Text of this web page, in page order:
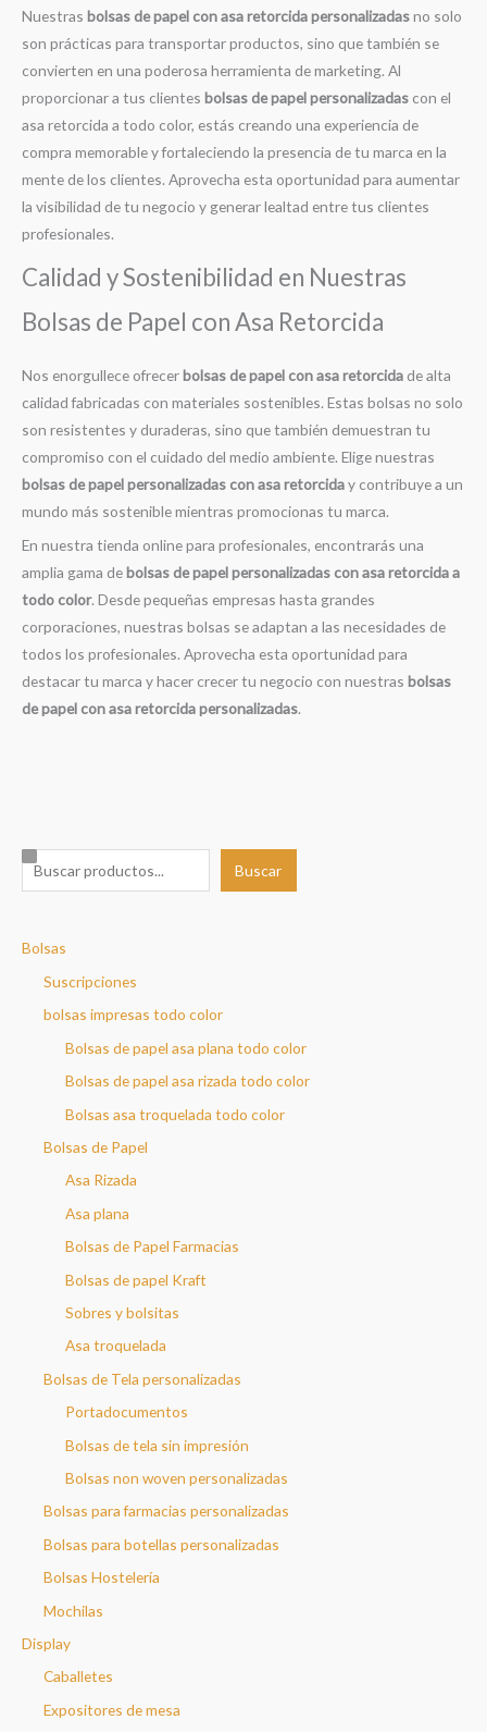
B
u
c
Buscar
Bolsas
Suscripciones
bolsas impresas todo color
Bolsas de papel asa plana todo color
Bolsas de papel asa rizada todo color
Bolsas asa troquelada todo color
Bolsas de Papel
Asa Rizada
Asa plana
Bolsas de Papel Farmacias
Bolsas de papel Kraft
Sobres y bolsitas
Asa troquelada
Bolsas de Tela personalizadas
Portadocumentos
Bolsas de tela sin impresión
Bolsas non woven personalizadas
Bolsas para farmacias personalizadas
Bolsas para botellas personalizadas
Bolsas Hostelería
Mochilas
Display
Caballetes
Expositores de mesa
Nuestras bolsas de papel con asa retorcida personalizadasno solo
son prácticas para transportar productos, sino que también se
convierten en una poderosa herramienta de marketing. Al
proporcionar a tus clientes bolsas de papel personalizadas con el
asa retorcida a todo color, estás creando una experiencia de
compra memorable y fortaleciendo la presencia de tu marca en la
mente de los clientes. Aprovecha esta oportunidad para aumentar
la visibilidad de tu negocio y generar lealtad entre tus clientes
profesionales.
Calidad y Sostenibilidad en Nuestras
Bolsas de Papel con Asa Retorcida
Nos enorgullece ofrecerbolsas de papel con asa retorcida de alta
calidad fabricadas con materiales sostenibles. Estas bolsas no solo
son resistentes y duraderas, sino que también demuestran tu
compromiso con el cuidado del medio ambiente. Elige nuestras
bolsas de papel personalizadas con asa retorciday contribuye a un
mundo más sostenible mientras promocionas tu marca.
En nuestra tienda online para profesionales, encontrarás una
amplia gama debolsas de papel personalizadas con asa retorcida a
todo color. Desde pequeñas empresas hasta grandes
corporaciones, nuestras bolsas se adaptan a las necesidades de
todos los profesionales. Aprovecha esta oportunidad para
destacar tu marca y hacer crecer tu negocio con nuestras bolsas
de papel con asa retorcida personalizadas.